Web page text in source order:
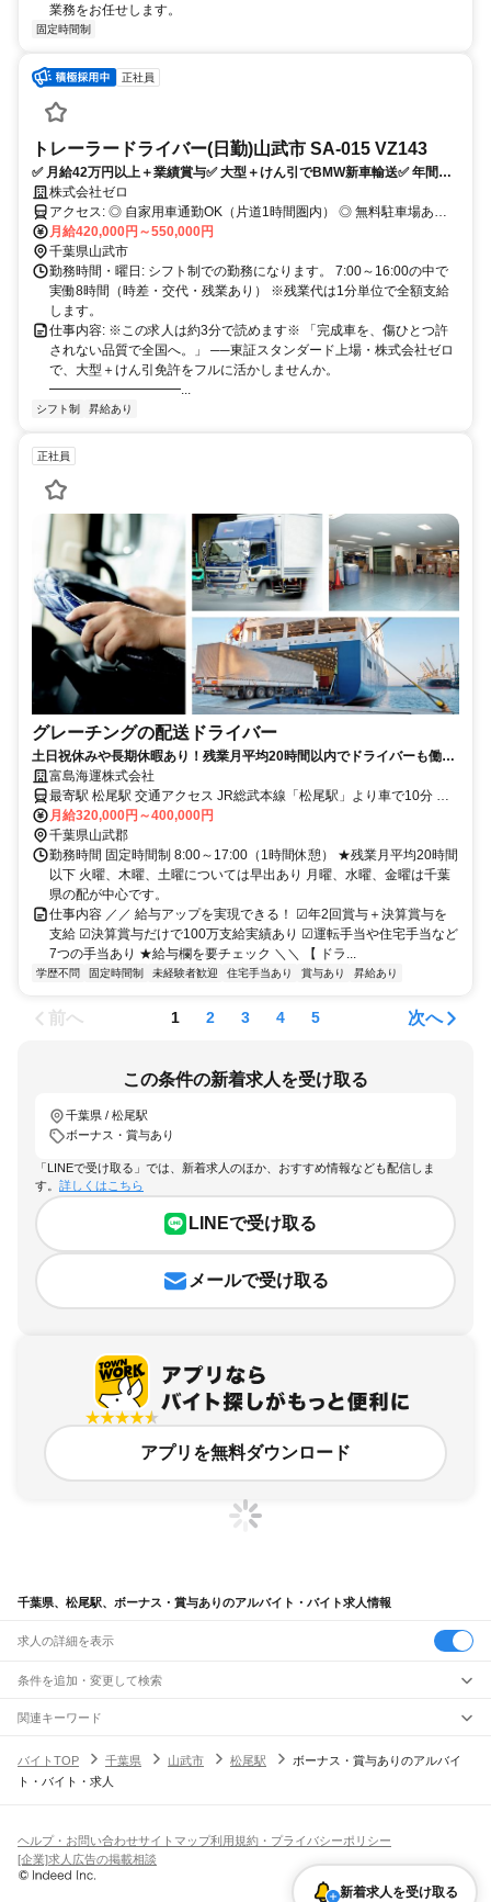
業務をお任せします。
固定時間制
正社員
トレーラードライバー(日勤)山武市 SA-015 VZ143
✅️ 月給42万円以上＋業績賞与✅️ 大型＋けん引でBMW新車輸送✅️ 年間休
日115日✅️ けん引必須・社宅あり
株式会社ゼロ
アクセス: ◎ 自家用車通勤OK（片道1時間圏内） ◎ 無料駐車場あり
【受動喫煙防止措置】 屋内禁煙（詳細は面接時にご確認ください）
月給420,000円～550,000円
千葉県山武市
勤務時間・曜日: シフト制での勤務になります。 7:00～16:00の中で
実働8時間（時差・交代・残業あり） ※残業代は1分単位で全額支給
します。
仕事内容: ※この求人は約3分で読めます※ 「完成車を、傷ひとつ許
されない品質で全国へ。」 ──東証スタンダード上場・株式会社ゼロ
で、大型＋けん引免許をフルに活かしませんか。
━━━━━━━━━━...
シフト制 昇給あり
正社員
グレーチングの配送ドライバー
土日祝休みや長期休暇あり！残業月平均20時間以内でドライバーも働き
やすい時代へ！7つの手当あり！
富島海運株式会社
最寄駅 松尾駅 交通アクセス JR総武本線「松尾駅」より車で10分 ※
上記は事業所へのアクセス情報です。 ★車通勤OK（駐車場完備） 【
月給320,000円～400,000円
千葉県山武郡
勤務時間 固定時間制 8:00～17:00（1時間休憩） ★残業月平均20時間
以下 火曜、木曜、土曜については早出あり 月曜、水曜、金曜は千葉
県の配が中心です。
仕事内容 ／／ 給与アップを実現できる！ ☑年2回賞与＋決算賞与を
支給 ☑決算賞与だけで100万支給実績あり ☑運転手当や住宅手当など
7つの手当あり ★給与欄を要チェック ＼＼ 【 ドラ...
学歴不問 固定時間制 未経験者歓迎 住宅手当あり 賞与あり 昇給あり
前へ 1 2 3 4 5 次へ
この条件の新着求人を受け取る
千葉県 / 松尾駅
ボーナス・賞与あり
「LINEで受け取る」では、新着求人のほか、おすすめ情報なども配信しま
す。 詳しくはこちら
LINEで受け取る
メールで受け取る
アプリを無料ダウンロード
千葉県、松尾駅、ボーナス・賞与ありのアルバイト・バイト求人情報
求人の詳細を表示
条件を追加・変更して検索
市区町村を追加・変更
千葉県すべて
千葉市 すべて
旭市習志野市柏市勝浦市市原市流山市八千代市我孫子市鴨川市鎌ケ谷市
君津市富津市浦安市 印西市白井市富里市南房総市
匝瑳市香取市 印旛郡 香取郡山武郡 長生郡夷隅郡
駅を追加・変更
JR中央・総武線
市川駅本八幡駅下総中山駅 津田沼駅幕張本郷駅幕張駅
新検見川駅
職種を追加・変更
飲食・フードサービスすべて
ホールスタッフキッチンスタッフ
パン屋（ベーカリー）
バー（BAR）・バーテンダー
飲食店（店長・マネージャー）
人気
日払いOK高校生歓迎 髪型・髪色自由
留学生・外国人活躍中
雇用形態を追加・変更
関連キーワード
バイトTOP
千葉県 山武市 松尾駅
ボーナス・賞与ありのアルバイ
ト・バイト・求人
新着求人を受け取る
ヘルプ・お問い合わせサイトマップ利用規約・プライバシーポリシー
[企業]求人広告の掲載相談